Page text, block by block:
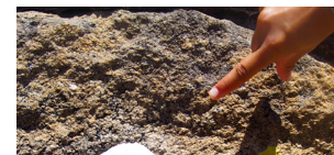
亞洲韓國
歐美紐澳